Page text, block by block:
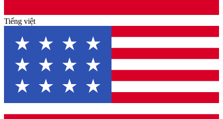
Tiếng việt